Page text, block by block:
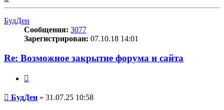
БудДен
Сообщения: 3077
Зарегистрирован: 07.10.18 14:01
Re: Возможное закрытие форума и сайта
Сообщение
БудДен » 31.07.25 10:58